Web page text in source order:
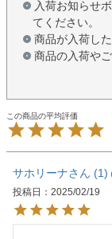
入荷お知らせ
てください。
商品が入荷し
商品の入荷や
サホリーナ 1
投稿日
2025/02/19